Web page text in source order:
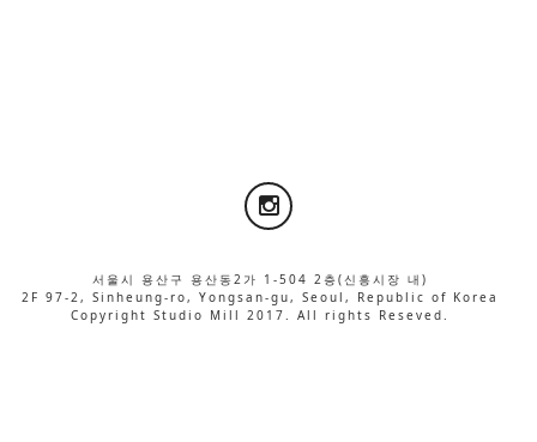
서울시 용산구 용산동2가 1-504 2층(신흥시장 내)
2F 97-2, Sinheung-ro, Yongsan-gu, Seoul, Republic of Korea
Copyright Studio Mill 2017. All rights Reseved.